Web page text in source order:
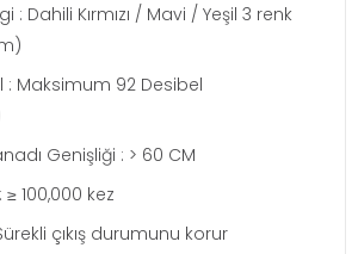
: Dahili Kırmızı / Mavi / Yeşil 3 renk
: Maksimum 92 Desibel
Genişliği : > 60 CM
100,000 kez
çıkış durumunu korur